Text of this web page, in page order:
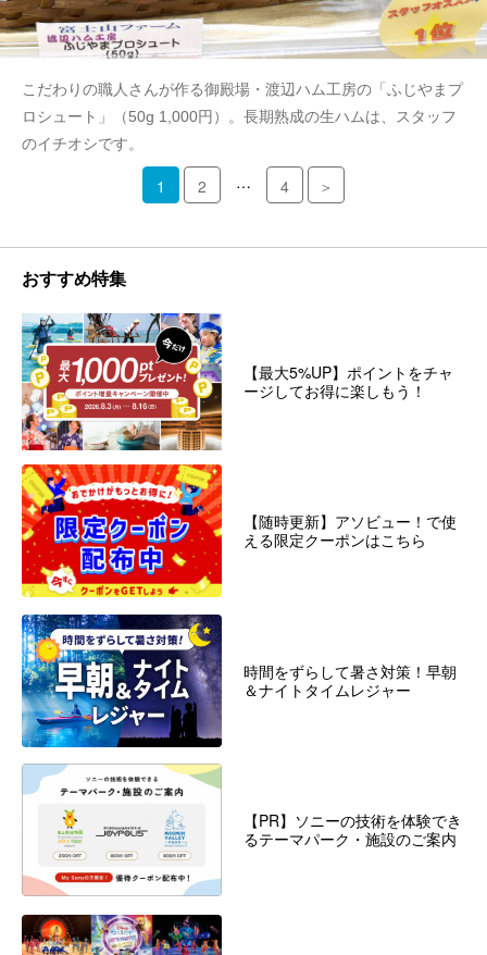
こだわりの職人さんが作る御殿場・渡辺ハム工房の「ふじやまプ
ロシュート」（50g 1,000円）。長期熟成の生ハムは、スタッフ
のイチオシです。
1 2 … 4 ＞
おすすめ特集
【最大5%UP】ポイントをチャ
ージしてお得に楽しもう！
【随時更新】アソビュー！で使
える限定クーポンはこちら
時間をずらして暑さ対策！早朝
＆ナイトタイムレジャー
【PR】ソニーの技術を体験でき
るテーマパーク・施設のご案内